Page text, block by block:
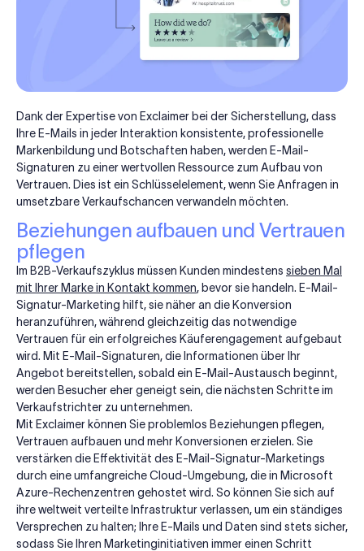
Dank der Expertise von Exclaimer bei der Sicherstellung, dass
Ihre E-Mails in jeder Interaktion konsistente, professionelle
Markenbildung und Botschaften haben, werden E-Mail-
Signaturen zu einer wertvollen Ressource zum Aufbau von
Vertrauen. Dies ist ein Schlüsselelement, wenn Sie Anfragen in
umsetzbare Verkaufschancen verwandeln möchten.
Beziehungen aufbauen und Vertrauen
pflegen
Im B2B-Verkaufszyklus müssen Kunden mindestens sieben Mal
mit Ihrer Marke in Kontakt kommen, bevor sie handeln. E-Mail-
Signatur-Marketing hilft, sie näher an die Konversion
heranzuführen, während gleichzeitig das notwendige
Vertrauen für ein erfolgreiches Käuferengagement aufgebaut
wird. Mit E-Mail-Signaturen, die Informationen über Ihr
Angebot bereitstellen, sobald ein E-Mail-Austausch beginnt,
werden Besucher eher geneigt sein, die nächsten Schritte im
Verkaufstrichter zu unternehmen.
Mit Exclaimer können Sie problemlos Beziehungen pflegen,
Vertrauen aufbauen und mehr Konversionen erzielen. Sie
verstärken die Effektivität des E-Mail-Signatur-Marketings
durch eine umfangreiche Cloud-Umgebung, die in Microsoft
Azure-Rechenzentren gehostet wird. So können Sie sich auf
ihre weltweit verteilte Infrastruktur verlassen, um ein ständiges
Versprechen zu halten; Ihre E-Mails und Daten sind stets sicher,
sodass Sie Ihren Marketinginitiativen immer einen Schritt